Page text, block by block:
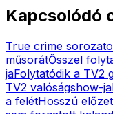
Kapcsolódó
True crime
műsorátŐsszel
jaFolytatódik a TV2
TV2 valóságshow-ja
a felétHosszú